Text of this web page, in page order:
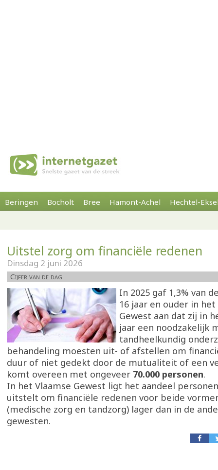
Beringen Bocholt Bree Hamont-Achel Hechtel-
Uitstel zorg om financiële redenen
Dinsdag 2 juni 2026
Cijfer van de dag
In 2025 gaf 1,3% van
16 jaar en ouder in het
Gewest aan dat zij in
jaar een noodzakelijk
tandheelkundig
behandeling moesten uit- of afstellen om
duur of niet gedekt door de mutualiteit of een
komt overeen met ongeveer 70.000 personen.
In het Vlaamse Gewest ligt het aandeel
uitstelt om financiële redenen voor beide
(medische zorg en tandzorg) lager dan in de
gewesten.